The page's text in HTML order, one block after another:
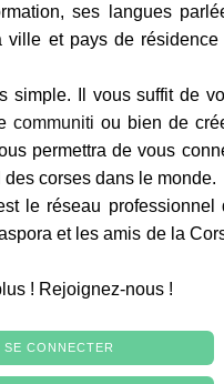
ses langues
ville et pays de résidence
simple. Il vous suffit de
communiti ou bien de
permettra de vous
des corses dans le monde.
le réseau professionnel
et les amis de la
! Rejoignez-nous !
SE CONNECTER